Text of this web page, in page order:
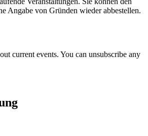
Angabe von Gründen wieder abbestellen.
current events. You can unsubscribe any